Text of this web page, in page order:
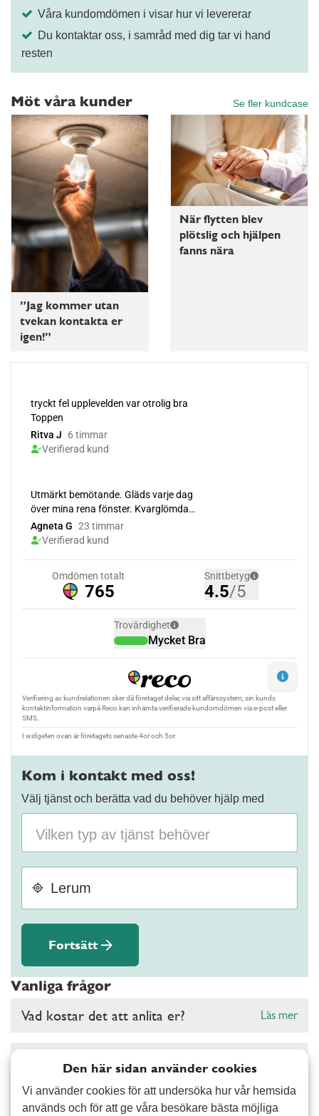
Möt våra kunder Se fler kundcase
”Jag kommer utan
tvekan kontakta er
igen!”
När flytten blev
plötslig och hjälpen
fanns nära
Våra kundomdömen i visar hur vi levererar
Du kontaktar oss, i samråd med dig tar vi hand
resten
Kom i kontakt med oss!
Välj tjänst och berätta vad du behöver hjälp med
Fortsätt
Vanliga frågor
Vad kostar det att anlita er? Läs mer
Gäller RUT- och ROT-avdrag hos er?
Vad kan ni hjälpa mig med? Läs mer
Den här sidan använder cookies
Vi använder cookies för att undersöka hur vår hemsida
används och för att ge våra besökare bästa möjliga